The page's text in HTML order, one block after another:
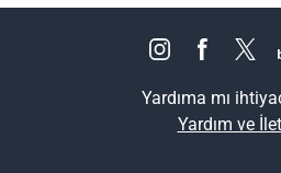
Yardıma mı
Yardım ve